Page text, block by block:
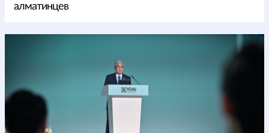
алматинцев